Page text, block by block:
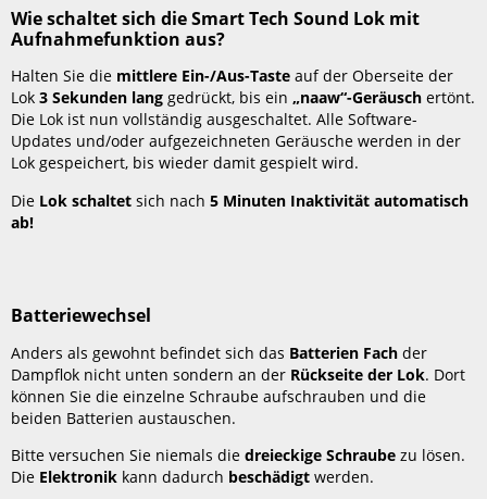
Sound
Lok
Aufnahmefunktion
nicht?
Warum
bleibt
die
Tech
plötzlich
Warum
hat
die
Smart
Tech
Sound
Wie schaltet sich die Smart Tech Sound Lok mit
Aufnahmefunktion aus?
Halten Sie die mittlere Ein-/Aus-Taste auf der Oberseite der
Lok3 Sekunden lang gedrückt, bis ein„naaw“-Geräusch ertönt.
Die Lok ist nun vollständig ausgeschaltet. Alle Software-
Updates und/oder aufgezeichneten Geräusche werden in der
Lok gespeichert, bis wieder damit gespielt wird.
Die Lok schaltetsich nach5 Minuten Inaktivität automatisch
ab!
Batteriewechsel
Anders als gewohnt befindet sich das Batterien Fach der
Dampflok nicht unten sondern an der Rückseite der Lok. Dort
können Sie die einzelne Schraube aufschrauben und die
beiden Batterien austauschen.
Bitte versuchen Sie niemals diedreieckige Schraubezu lösen.
Die Elektronik kann dadurch beschädigtwerden.